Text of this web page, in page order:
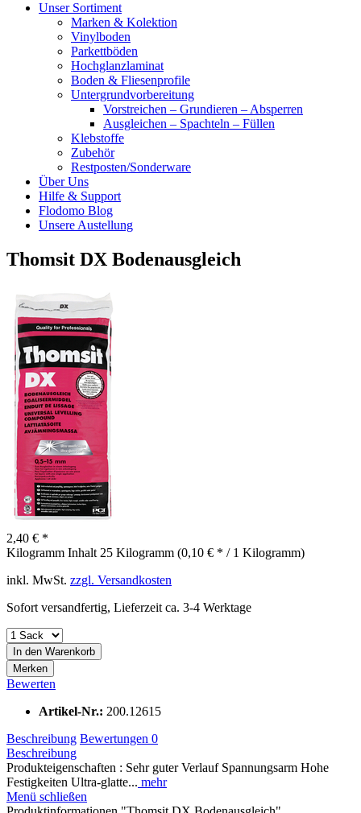
Unser Sortiment
Marken & Kolektion
Vinylboden
Parkettböden
Hochglanzlaminat
Boden & Fliesenprofile
Untergrundvorbereitung
Vorstreichen – Grundieren – Absperren
Ausgleichen – Spachteln – Füllen
Klebstoffe
Zubehör
Restposten/Sonderware
Über Uns
Hilfe & Support
Flodomo Blog
Unsere Austellung
Thomsit DX Bodenausgleich
2,40 € *
Kilogramm Inhalt 25 Kilogramm (0,10 € * / 1 Kilogramm)
inkl. MwSt. zzgl. Versandkosten
Sofort versandfertig, Lieferzeit ca. 3-4 Werktage
In den Warenkorb
Merken
Bewerten
Artikel-Nr.: 200.12615
Beschreibung Bewertungen 0
Beschreibung
Produkteigenschaften : Sehr guter Verlauf Spannungsarm Hohe
Festigkeiten Ultra-glatte... mehr
Menü schließen